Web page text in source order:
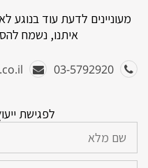
מעוניינים לדעת עוד בנוגע
איתנו, נשמח
לפגישת